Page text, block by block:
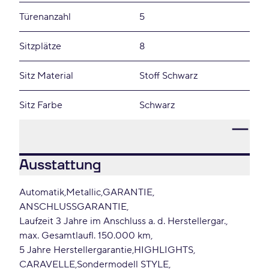
Türenanzahl 5
Sitzplätze 8
Sitz Material Stoff Schwarz
Sitz Farbe Schwarz
Ausstattung
Automatik Metallic GARANTIE
ANSCHLUSSGARANTIE
Laufzeit 3 Jahre im Anschluss a. d. Herstellergar.
max. Gesamtlaufl. 150.000 km
5 Jahre Herstellergarantie HIGHLIGHTS
CARAVELLE Sondermodell STYLE